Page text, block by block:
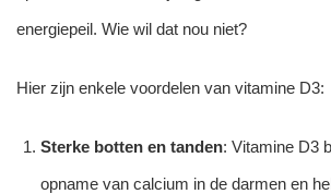
energiepeil. Wie wil dat nou niet?
Hier zijn enkele voordelen van vitamine D3:
Sterke botten en tanden: Vitamine D3
opname van calcium in de darmen en